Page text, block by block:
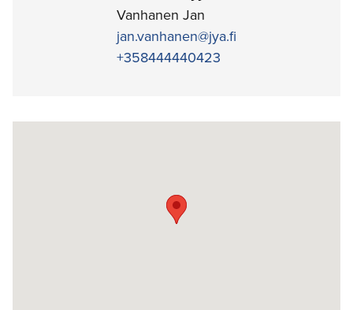
Vanhanen Jan
jan.vanhanen@jya.fi
+358444440423